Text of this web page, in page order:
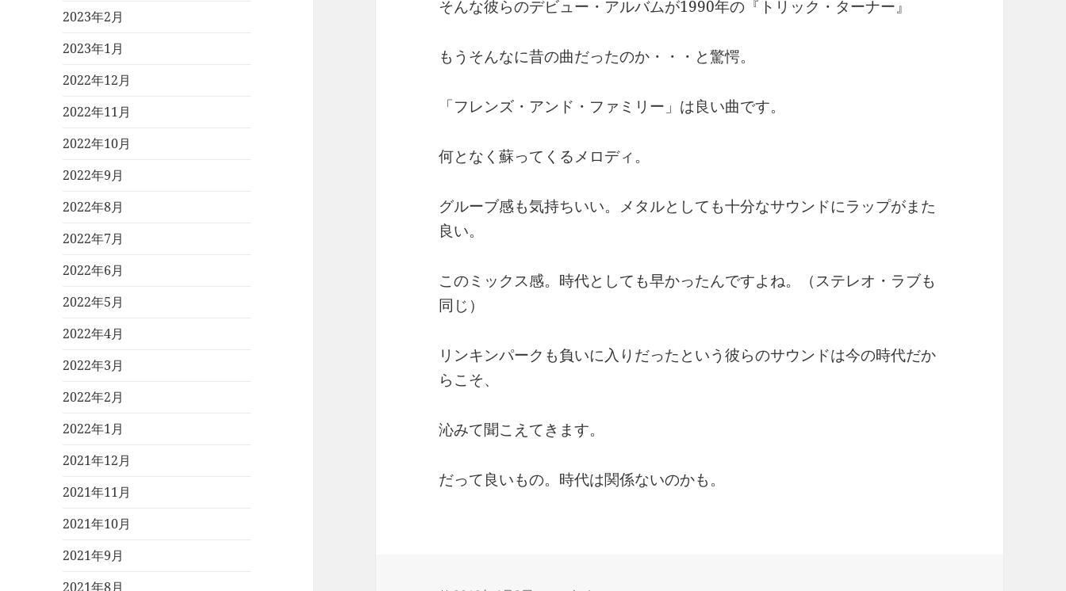
2023年2月
2023年1月
2022年12月
2022年11月
2022年10月
2022年9月
2022年8月
2022年7月
2022年6月
2022年5月
2022年4月
2022年3月
2022年2月
2022年1月
2021年12月
2021年11月
2021年10月
2021年9月
2021年8月
そんな彼らのデビュー・アルバムが1990年の『トリック・ターナー』
もうそんなに昔の曲だったのか・・・と驚愕。
「フレンズ・アンド・ファミリー」は良い曲です。
何となく蘇ってくるメロディ。
グルーブ感も気持ちいい。メタルとしても十分なサウンドにラップがまた
良い。
このミックス感。時代としても早かったんですよね。（ステレオ・ラブも
同じ）
リンキンパークも負いに入りだったという彼らのサウンドは今の時代だか
らこそ、
沁みて聞こえてきます。
だって良いもの。時代は関係ないのかも。